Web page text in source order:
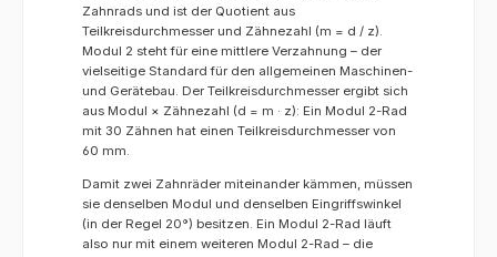
Zahnrads und ist der Quotient aus
Teilkreisdurchmesser und Zähnezahl (m = d / z).
Modul 2 steht für eine mittlere Verzahnung – der
vielseitige Standard für den allgemeinen Maschinen-
und Gerätebau. Der Teilkreisdurchmesser ergibt sich
aus Modul × Zähnezahl (d = m · z): Ein Modul 2-Rad
mit 30 Zähnen hat einen Teilkreisdurchmesser von
60 mm.
Damit zwei Zahnräder miteinander kämmen, müssen
sie denselben Modul und denselben Eingriffswinkel
(in der Regel 20°) besitzen. Ein Modul 2-Rad läuft
also nur mit einem weiteren Modul 2-Rad – die